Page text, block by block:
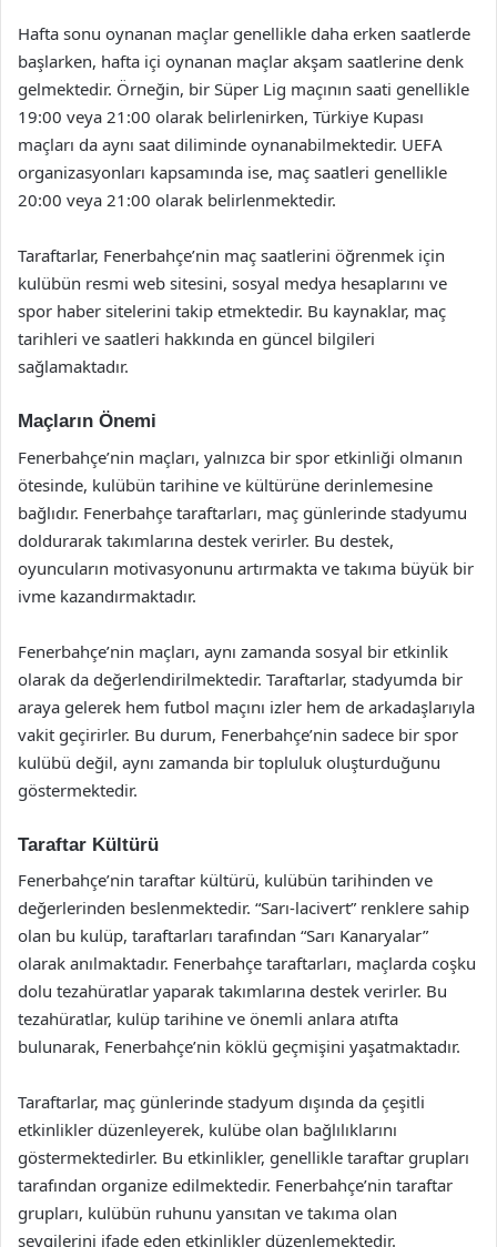
Hafta sonu oynanan maçlar genellikle daha erken saatlerde
başlarken, hafta içi oynanan maçlar akşam saatlerine denk
gelmektedir. Örneğin, bir Süper Lig maçının saati genellikle
19:00 veya 21:00 olarak belirlenirken, Türkiye Kupası
maçları da aynı saat diliminde oynanabilmektedir. UEFA
organizasyonları kapsamında ise, maç saatleri genellikle
20:00 veya 21:00 olarak belirlenmektedir.
Taraftarlar, Fenerbahçe’nin maç saatlerini öğrenmek için
kulübün resmi web sitesini, sosyal medya hesaplarını ve
spor haber sitelerini takip etmektedir. Bu kaynaklar, maç
tarihleri ve saatleri hakkında en güncel bilgileri
sağlamaktadır.
Maçların Önemi
Fenerbahçe’nin maçları, yalnızca bir spor etkinliği olmanın
ötesinde, kulübün tarihine ve kültürüne derinlemesine
bağlıdır. Fenerbahçe taraftarları, maç günlerinde stadyumu
doldurarak takımlarına destek verirler. Bu destek,
oyuncuların motivasyonunu artırmakta ve takıma büyük bir
ivme kazandırmaktadır.
Fenerbahçe’nin maçları, aynı zamanda sosyal bir etkinlik
olarak da değerlendirilmektedir. Taraftarlar, stadyumda bir
araya gelerek hem futbol maçını izler hem de arkadaşlarıyla
vakit geçirirler. Bu durum, Fenerbahçe’nin sadece bir spor
kulübü değil, aynı zamanda bir topluluk oluşturduğunu
göstermektedir.
Taraftar Kültürü
Fenerbahçe’nin taraftar kültürü, kulübün tarihinden ve
değerlerinden beslenmektedir. “Sarı-lacivert” renklere sahip
olan bu kulüp, taraftarları tarafından “Sarı Kanaryalar”
olarak anılmaktadır. Fenerbahçe taraftarları, maçlarda coşku
dolu tezahüratlar yaparak takımlarına destek verirler. Bu
tezahüratlar, kulüp tarihine ve önemli anlara atıfta
bulunarak, Fenerbahçe’nin köklü geçmişini yaşatmaktadır.
Taraftarlar, maç günlerinde stadyum dışında da çeşitli
etkinlikler düzenleyerek, kulübe olan bağlılıklarını
göstermektedirler. Bu etkinlikler, genellikle taraftar grupları
tarafından organize edilmektedir. Fenerbahçe’nin taraftar
grupları, kulübün ruhunu yansıtan ve takıma olan
sevgilerini ifade eden etkinlikler düzenlemektedir.